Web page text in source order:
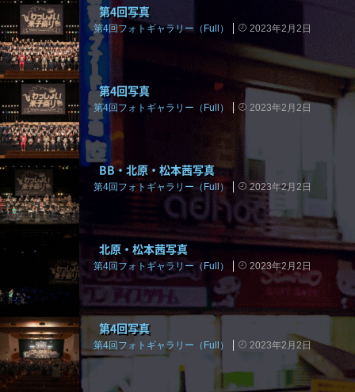
第4回写真
第4回フォトギャラリー（Full）
2023年2月2日
第4回写真
第4回フォトギャラリー（Full）
2023年2月2日
BB・北原・松本茜写真
第4回フォトギャラリー（Full）
2023年2月2日
北原・松本茜写真
第4回フォトギャラリー（Full）
2023年2月2日
第4回写真
第4回フォトギャラリー（Full）
2023年2月2日